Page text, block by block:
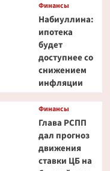
Финансы
Набиуллина:
ипотека
будет
доступнее со
снижением
инфляции
Финансы
Глава РСПП
дал прогноз
движения
ставки ЦБ на